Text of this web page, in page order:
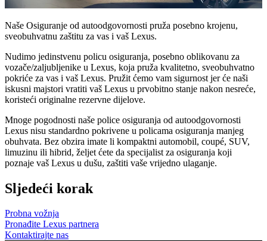
Naše Osiguranje od autoodgovornosti pruža posebno krojenu,
sveobuhvatnu zaštitu za vas i vaš Lexus.
Nudimo jedinstvenu policu osiguranja, posebno oblikovanu za
vozače/zaljubljenike u Lexus, koja pruža kvalitetno, sveobuhvatno
pokriće za vas i vaš Lexus. Pružit ćemo vam sigurnost jer će naši
iskusni majstori vratiti vaš Lexus u prvobitno stanje nakon nesreće,
koristeći originalne rezervne dijelove.
Mnoge pogodnosti naše police osiguranja od autoodgovornosti
Lexus nisu standardno pokrivene u policama osiguranja manjeg
obuhvata. Bez obzira imate li kompaktni automobil, coupé, SUV,
limuzinu ili hibrid, željet ćete da specijalist za osiguranja koji
poznaje vaš Lexus u dušu, zaštiti vaše vrijedno ulaganje.
Sljedeći korak
Probna vožnja
Pronađite Lexus partnera
Kontaktirajte nas